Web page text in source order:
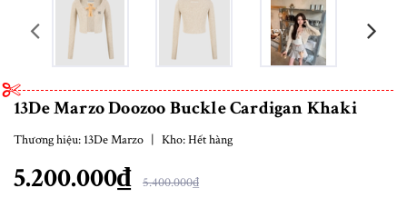
prev
13De Marzo Doozoo Buckle Cardigan Khaki
Thương hiệu: 13De Marzo | Kho:Hết hàng
5.200.000₫ 5.400.000₫